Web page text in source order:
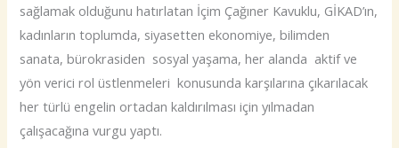
sağlamak olduğunu hatırlatan İçim Çağıner Kavuklu, GİKAD’ın,
kadınların toplumda, siyasetten ekonomiye, bilimden
sanata, bürokrasiden sosyal yaşama, her alanda aktif ve
yön verici rol üstlenmeleri konusunda karşılarına çıkarılacak
her türlü engelin ortadan kaldırılması için yılmadan
çalışacağına vurgu yaptı.